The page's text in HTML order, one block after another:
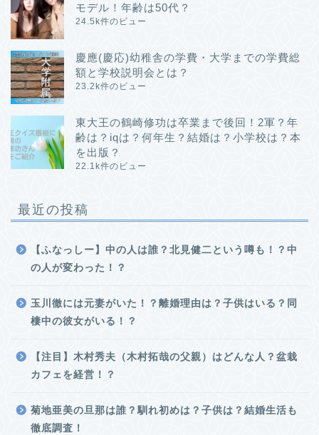
モデル！年齢は50代？
24.5k件のビュー
慶應(慶応)幼稚舎の学費・大学までの学費総
額と学校説明会とは？
23.2k件のビュー
東大王の鶴崎修功は卒業まで後回！2軍？年
齢は？iqは？何年生？結婚は？小学校は？本
を出版？
22.1k件のビュー
最近の投稿
【ふなっしー】中の人は誰？北見健二という噂も！？中
の人が変わった！？
玉川徹には元妻がいた！？離婚理由は？子供はいる？同
棲中の彼女がいる！？
【注目】木村秀夫（木村拓哉の父親）はどんな人？盆栽
カフェを経営！？
菊地亜美の旦那は誰？馴れ初めは？子供は？結婚生活も
徹底調査！